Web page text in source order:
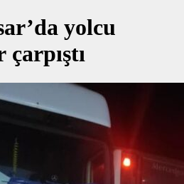
yolcu
çarpıştı